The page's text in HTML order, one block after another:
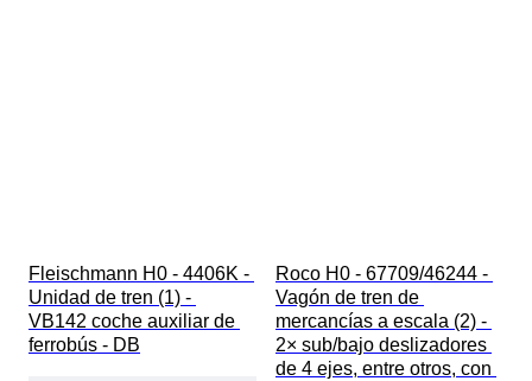
Fleischmann H0 - 4406K -
Unidad de tren (1) -
VB142 coche auxiliar de
ferrobús - DB
Roco H0 - 67709/46244 -
Vagón de tren de
mercancías a escala (2) -
2× sub/bajo deslizadores
de 4 ejes, entre otros, con